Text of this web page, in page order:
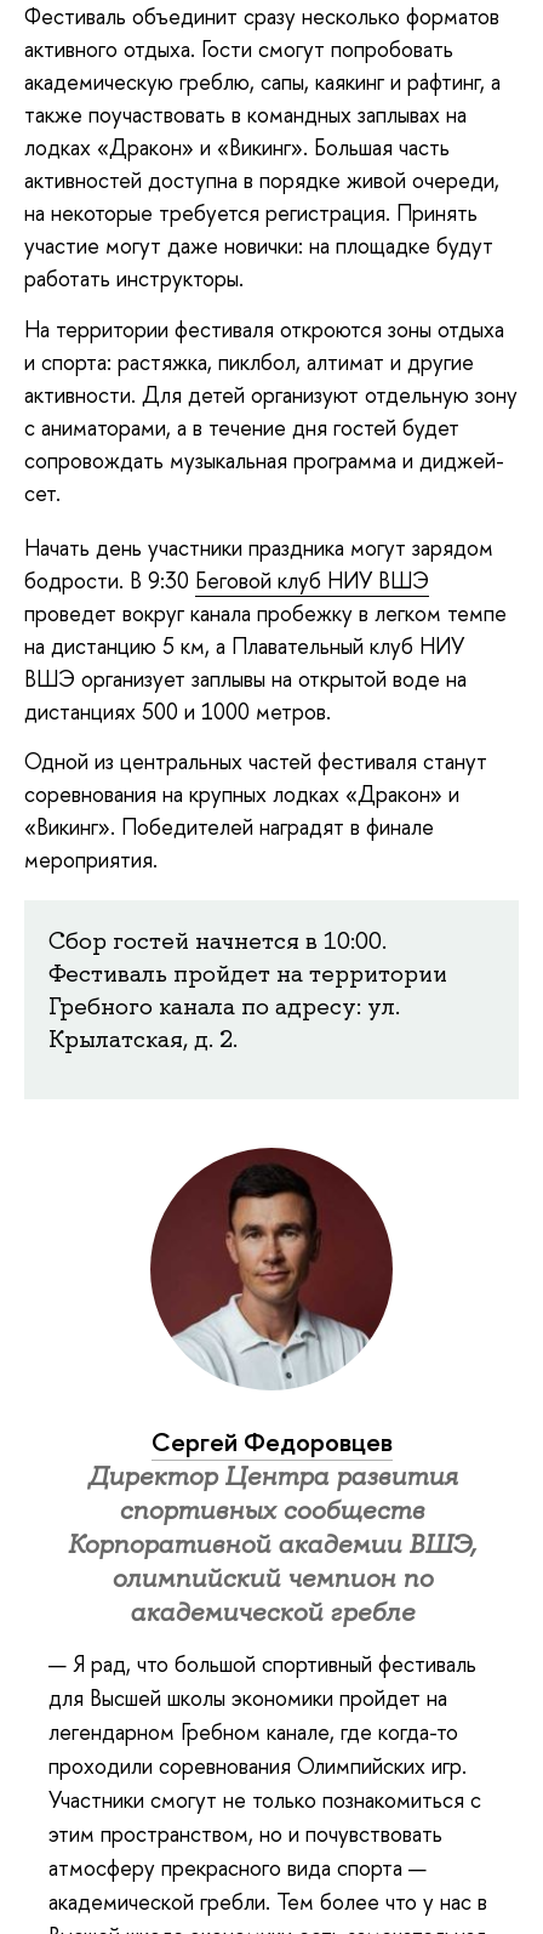
Фестиваль объединит сразу несколько форматов
активного отдыха. Гости смогут попробовать
академическую греблю, сапы, каякинг и рафтинг, а
также поучаствовать в командных заплывах на
лодках «Дракон» и «Викинг». Большая часть
активностей доступна в порядке живой очереди,
на некоторые требуется регистрация. Принять
участие могут даже новички: на площадке будут
работать инструкторы.
На территории фестиваля откроются зоны отдыха
и спорта: растяжка, пиклбол, алтимат и другие
активности. Для детей организуют отдельную зону
с аниматорами, а в течение дня гостей будет
сопровождать музыкальная программа и диджей-
сет.
Начать день участники праздника могут зарядом
бодрости. В 9:30 Беговой клуб НИУ ВШЭ
проведет вокруг канала пробежку в легком темпе
на дистанцию 5 км, а Плавательный клуб НИУ
ВШЭ организует заплывы на открытой воде на
дистанциях 500 и 1000 метров.
Одной из центральных частей фестиваля станут
соревнования на крупных лодках «Дракон» и
«Викинг». Победителей наградят в финале
мероприятия.
Сбор гостей начнется в 10:00.
Фестиваль пройдет на территории
Гребного канала по адресу: ул.
Крылатская, д. 2.
Сергей Федоровцев
Директор Центра развития
спортивных сообществ
Корпоративной академии ВШЭ,
олимпийский чемпион по
академической гребле
— Я рад, что большой спортивный фестиваль
для Высшей школы экономики пройдет на
легендарном Гребном канале, где когда-то
проходили соревнования Олимпийских игр.
Участники смогут не только познакомиться с
этим пространством, но и почувствовать
атмосферу прекрасного вида спорта —
академической гребли. Тем более что у нас в